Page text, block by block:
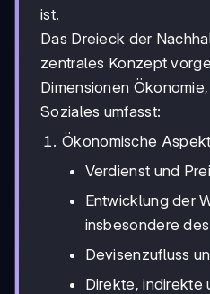
ist.
Das Dreieck der
zentrales Konzept
Dimensionen
Soziales umfasst:
Ökonomische
Verdienst und
Entwicklung der
insbesondere
Devisenzufluss
Direkte, indirekte